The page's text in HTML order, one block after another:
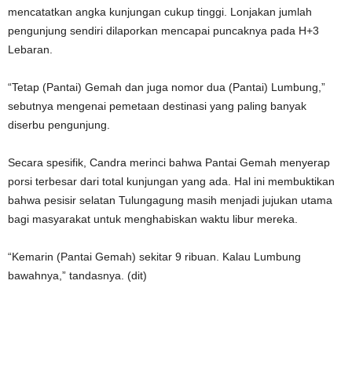
mencatatkan angka kunjungan cukup tinggi. Lonjakan jumlah
pengunjung sendiri dilaporkan mencapai puncaknya pada H+3
Lebaran.
“Tetap (Pantai) Gemah dan juga nomor dua (Pantai) Lumbung,”
sebutnya mengenai pemetaan destinasi yang paling banyak
diserbu pengunjung.
Secara spesifik, Candra merinci bahwa Pantai Gemah menyerap
porsi terbesar dari total kunjungan yang ada. Hal ini membuktikan
bahwa pesisir selatan Tulungagung masih menjadi jujukan utama
bagi masyarakat untuk menghabiskan waktu libur mereka.
“Kemarin (Pantai Gemah) sekitar 9 ribuan. Kalau Lumbung
bawahnya,” tandasnya. (dit)